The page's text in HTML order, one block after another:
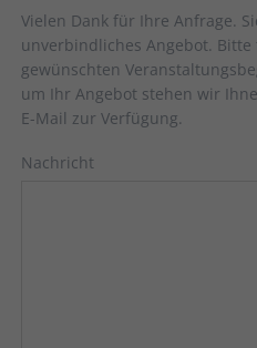
Vielen Dank für Ihre Anfrage.
unverbindliches Angebot. Bitte
gewünschten
um Ihr Angebot stehen wir
E-Mail zur Verfügung.
Nachricht